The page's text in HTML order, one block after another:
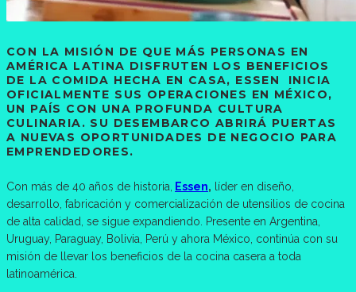
CON LA MISIÓN DE QUE MÁS PERSONAS EN
AMÉRICA LATINA DISFRUTEN LOS BENEFICIOS
DE LA COMIDA HECHA EN CASA, ESSEN INICIA
OFICIALMENTE SUS OPERACIONES EN MÉXICO,
UN PAÍS CON UNA PROFUNDA CULTURA
CULINARIA. SU DESEMBARCO ABRIRÁ PUERTAS
A NUEVAS OPORTUNIDADES DE NEGOCIO PARA
EMPRENDEDORES.
Con más de 40 años de historia, Essen, líder en diseño,
desarrollo, fabricación y comercialización de utensilios de cocina
de alta calidad, se sigue expandiendo. Presente en Argentina,
Uruguay, Paraguay, Bolivia, Perú y ahora México, continúa con su
misión de llevar los beneficios de la cocina casera a toda
latinoamérica.